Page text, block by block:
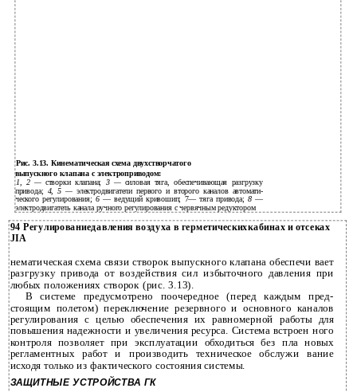
Рис. 3.13. Кинематическая схема двухстворчатого
выпускного клапана с электроприводом:
1, 2 — створки клапана; 3 — силовая тяга, обеспечивающая разгрузку
привода; 4, 5 —электродвигатели первого и второго каналов автомати­
ческого регулирования; 6— ведущий кривошип; 7— тяга привода;8—
электродвигатель канала ручного регулирования с червячным редуктором
94 Регулированиедавления воздуха в герметическихкабинах и отсеках
JIA
нематическая схема связи створок выпускного клапана обеспечи­ вает
разгрузку привода от воздействия сил избыточного давления при
любых положениях створок (рис. 3.13).
В системе предусмотрено поочередное (перед каждым пред­
стоящим полетом) переключение резервного и основного каналов
регулирования с целью обеспечения их равномерной работы для
повышения надежности и увеличения ресурса. Система встроен­ ного
контроля позволяет при эксплуатации обходиться без пла­ новых
регламентных работ и производить техническое обслужи­ вание
исходя только из фактического состояния системы.
ЗАЩИТНЫЕ УСТРОЙСТВА ГК